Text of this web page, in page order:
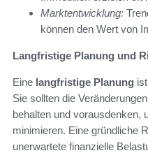
Marktentwicklung:
können den Wert von
Langfristige Planung und
Eine langfristige Planung
Sie sollten die
behalten und vorausdenken,
minimieren. Eine gründliche
unerwartete finanzielle